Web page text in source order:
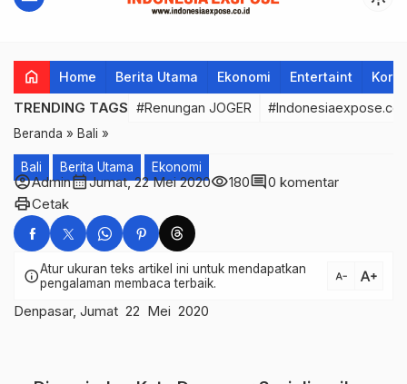
home Home Berita Utama Ekonomi Entertaint
TRENDING TAGS #Renungan JOGER
Beranda » Bali »
Bali Berita Utama Ekonomi
account_circleAdmincalendar_monthJumat, 22 Mei 2020visibility180comment0 komentar
printCetak
infoAtur ukuran teks artikel ini untuk mendapatkan
pengalaman membaca terbaik.
text_decrease text_increase
Denpasar, Jumat 22 Mei 2020